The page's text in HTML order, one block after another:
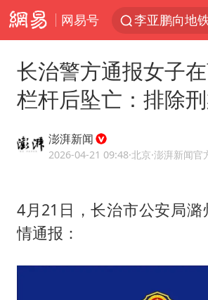
网易号
人贩子“梅姨”
河南：领导
中方公布5
长治警方通报女子
栏杆后坠亡：排除
澎湃新闻
2026-04-21 09:48·北京·澎湃新闻官
4月21日，长治市公安局潞
情通报：